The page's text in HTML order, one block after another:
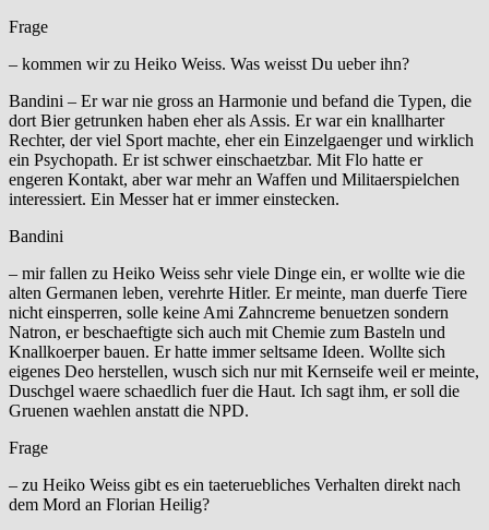
Frage
– kommen wir zu Heiko Weiss. Was weisst Du ueber ihn?
Bandini – Er war nie gross an Harmonie und befand die Typen, die
dort Bier getrunken haben eher als Assis. Er war ein knallharter
Rechter, der viel Sport machte, eher ein Einzelgaenger und wirklich
ein Psychopath. Er ist schwer einschaetzbar. Mit Flo hatte er
engeren Kontakt, aber war mehr an Waffen und Militaerspielchen
interessiert. Ein Messer hat er immer einstecken.
Bandini
– mir fallen zu Heiko Weiss sehr viele Dinge ein, er wollte wie die
alten Germanen leben, verehrte Hitler. Er meinte, man duerfe Tiere
nicht einsperren, solle keine Ami Zahncreme benuetzen sondern
Natron, er beschaeftigte sich auch mit Chemie zum Basteln und
Knallkoerper bauen. Er hatte immer seltsame Ideen. Wollte sich
eigenes Deo herstellen, wusch sich nur mit Kernseife weil er meinte,
Duschgel waere schaedlich fuer die Haut. Ich sagt ihm, er soll die
Gruenen waehlen anstatt die NPD.
Frage
– zu Heiko Weiss gibt es ein taeteruebliches Verhalten direkt nach
dem Mord an Florian Heilig?